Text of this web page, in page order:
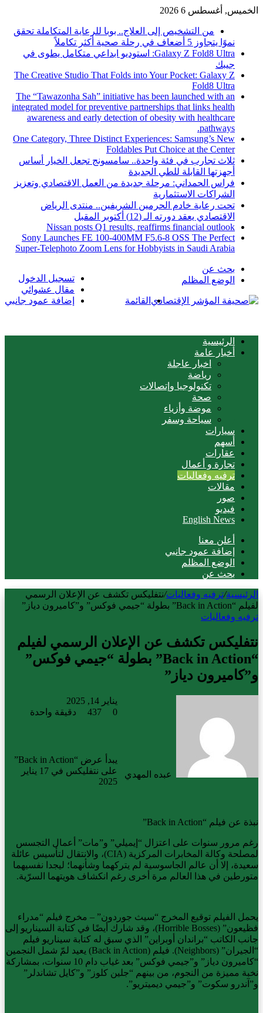
الخميس, أغسطس 6 2026
أخبار عاجلة من التشخيص إلى العلاج.. بوبا للرعاية المتكاملة تحقق
نموًا يتجاوز 5 أضعاف في رحلة صحية أكثر تكاملاً
Galaxy Z Fold8 Ultra: استوديو ابداعي متكامل يطوى في
جيبك
The Creative Studio That Folds into Your Pocket: Galaxy Z
Fold8 Ultra
The “Tawazonha Sah” initiative has been launched with an
integrated model for preventive partnerships that links health
awareness and early detection of obesity with healthcare
pathways.
One Category, Three Distinct Experiences: Samsung’s New
Foldables Put Choice at the Center
ثلاث تجارب في فئة واحدة.. سامسونج تجعل الخيار أساس
أجهزتها القابلة للطي الجديدة
فراس الحمداني: مرحلة جديدة من العمل الاقتصادي وتعزيز
الشراكات الاستثمارية
تحت رعاية خادم الحرمين الشريفين.. منتدى الرياض
الاقتصادي يعقد دورته الـ (12) أكتوبر المقبل
Nissan posts Q1 results, reaffirms financial outlook
Sony Launches FE 100-400MM F5.6-8 OSS The Perfect
Super-Telephoto Zoom Lens for Hobbyists in Saudi Arabia
تسجيل الدخول
مقال عشوائي
إضافة عمود جانبي
بحث عن
الوضع المظلم
القائمة
الرئيسية
أخبار عامة
اخبار عاجلة
رياضة
تكنولوجيا وإتصالات
صحة
موضة وأزياء
سياحة وسفر
سيارات
أسهم
عقارات
تجارة و أعمال
ترفيه وفعاليات
مقالات
صور
فيديو
English News
أعلن معنا
إضافة عمود جانبي
الوضع المظلم
بحث عن
الرئيسية/ترفيه وفعاليات/نتفليكس تكشف عن الإعلان الرسمي
لفيلم “Back in Action” بطولة “جيمي فوكس” و”كاميرون دياز”
ترفيه وفعاليات
نتفليكس تكشف عن الإعلان الرسمي لفيلم
“Back in Action” بطولة “جيمي فوكس”
و”كاميرون دياز”
عبده المهدي
يناير 14, 2025
0
دقيقة واحدة
يبدأ عرض “Back in Action”
على نتفليكس في 17 يناير
2025
نبذة عن فيلم “Back in Action”
رغم مرور سنوات على اعتزال “إيميلي” و”مات” أعمال التجسس
لمصلحة وكالة المخابرات المركزية (CIA)، والانتقال لتأسيس عائلة
سعيدة، إلا أن عالم الجاسوسية لم يتركهما وشأنهما؛ ليجدا نفسيهما
متورطين في هذا العالم مرة أخرى رغم انكشاف هويتهما السرّية.
يحمل الفيلم توقيع المخرج “سيث جوردون” – مخرج فيلم “مدراء
فظيعون” (Horrible Bosses)، وقد شارك أيضًا في كتابة السيناريو إلى
جانب الكاتب “براندان أوبراين” الذي سبق له كتابة سيناريو فيلم
“الجيران” (Neighbors). فيلم (Back in Action) يعيد لمّ شمل النجمين
“كاميرون دياز” و”جيمي فوكس” بعد غياب دام 10 سنوات، بمشاركة
نخبة مميزة من النجوم، من بينهم “جلين كلوز” و”كايل تشاندلر”
و”آندرو سكوت” و”جيمي ديميتريو”.